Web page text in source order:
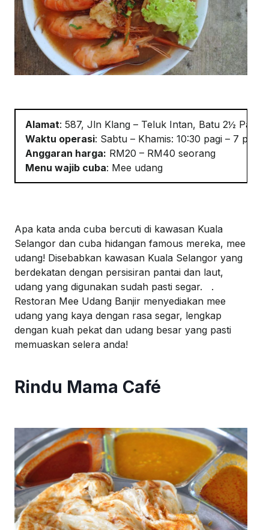
Alamat: 587, Jln Klang – Teluk Intan, Batu 2½ Pasir
Waktu operasi: Sabtu – Khamis: 10:30 pagi – 7
Anggaran harga: RM20 – RM40 seorang
Menu wajib cuba: Mee udang
Apa kata anda cuba bercuti di kawasan Kuala
Selangor dan cuba hidangan famous mereka, mee
udang! Disebabkan kawasan Kuala Selangor yang
berdekatan dengan persisiran pantai dan laut,
udang yang digunakan sudah pasti segar.
.
Restoran Mee Udang Banjir menyediakan mee
udang yang kaya dengan rasa segar, lengkap
dengan kuah pekat dan udang besar yang pasti
memuaskan selera anda!
Rindu Mama Café